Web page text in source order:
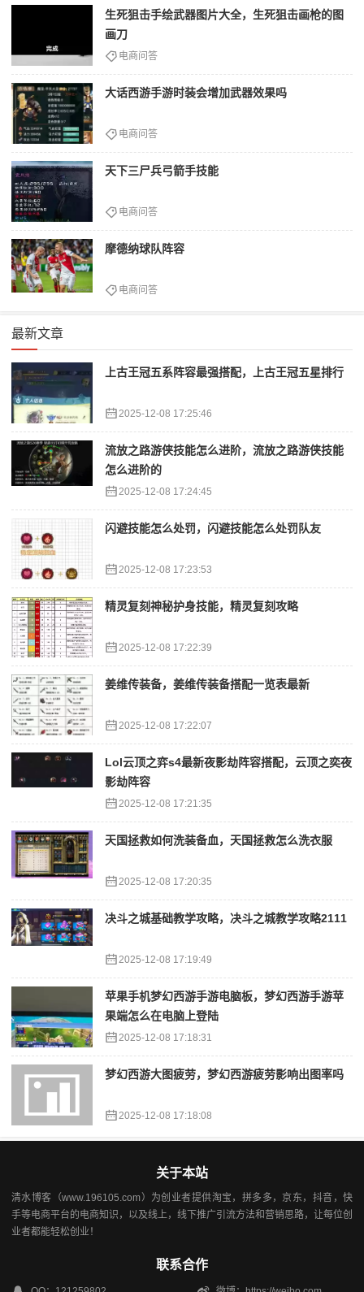
生死狙击手绘武器图片大全，生死狙击画枪的图
画刀
电商问答
大话西游手游时装会增加武器效果吗
电商问答
天下三尸兵弓箭手技能
电商问答
摩德纳球队阵容
电商问答
最新文章
上古王冠五系阵容最强搭配，上古王冠五星排行
2025-12-08 17:25:46
流放之路游侠技能怎么进阶，流放之路游侠技能
怎么进阶的
2025-12-08 17:24:45
闪避技能怎么处罚，闪避技能怎么处罚队友
2025-12-08 17:23:53
精灵复刻神秘护身技能，精灵复刻攻略
2025-12-08 17:22:39
姜维传装备，姜维传装备搭配一览表最新
2025-12-08 17:22:07
Lol云顶之弈s4最新夜影劫阵容搭配，云顶之奕夜
影劫阵容
2025-12-08 17:21:35
天国拯救如何洗装备血，天国拯救怎么洗衣服
2025-12-08 17:20:35
决斗之城基础教学攻略，决斗之城教学攻略2111
2025-12-08 17:19:49
苹果手机梦幻西游手游电脑板，梦幻西游手游苹
果端怎么在电脑上登陆
2025-12-08 17:18:31
梦幻西游大图疲劳，梦幻西游疲劳影响出图率吗
2025-12-08 17:18:08
关于本站
清水博客（www.196105.com）为创业者提供淘宝，拼多多，京东，抖音，快
手等电商平台的电商知识，以及线上，线下推广引流方法和营销思路，让每位创
业者都能轻松创业！
联系合作